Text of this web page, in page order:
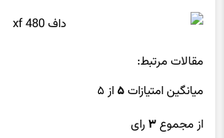
مقالات مرتبط:
میانگین امتیازات۵از ۵
از مجموع۳رای